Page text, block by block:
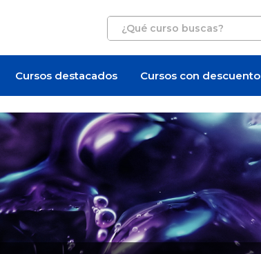
Cursos destacados Cursos con descuento